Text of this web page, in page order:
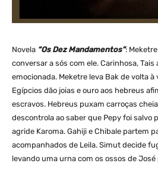
Novela “Os Dez Mandamentos”:
conversar a sós com ele. Carinhosa, Tais
emocionada. Meketre leva Bak de volta à
Egípcios dão joias e ouro aos hebreus
escravos. Hebreus puxam carroças
descontrola ao saber que Pepy foi salvo
agride Karoma. Gahiji e Chibale partem
acompanhados de Leila. Simut decide
levando uma urna com os ossos de José